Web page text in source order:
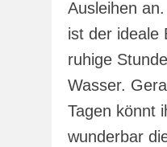
Ausleihen
ist der ideale
ruhige
Wasser.
Tagen könnt
wunderbar